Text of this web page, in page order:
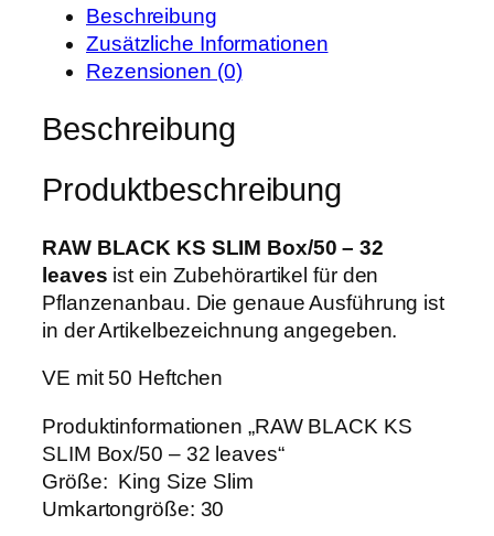
h
e
r
r
i
s
a
r
:
3
0
9
0
€
e
i
s
s
:
2
,
6
9
€
K
S
I
M
B
o
/
0
–
3
2
Beschreibung
Zusätzliche Informationen
Rezensionen (0)
Beschreibung
Produktbeschreibung
RAW BLACK KS SLIM Box/50 – 32
leaves ist ein Zubehörartikel für den
Pflanzenanbau. Die genaue Ausführung ist
in der Artikelbezeichnung angegeben.
VE mit 50 Heftchen
Produktinformationen „RAW BLACK KS
SLIM Box/50 – 32 leaves“
Größe: King Size Slim
Umkartongröße: 30